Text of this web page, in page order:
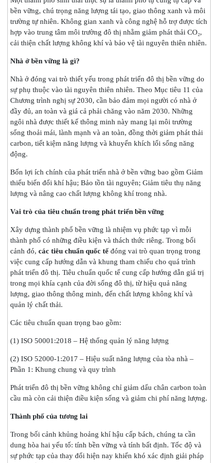
bền vững, chú trọng năng lượng tái tạo, giao thông xanh và môi
trường tự nhiên. Không gian xanh và công nghệ hỗ trợ được tích
hợp vào trung tâm môi trường đô thị nhằm giảm phát thải CO₂,
cải thiện chất lượng không khí và bảo vệ tài nguyên thiên nhiên.
Nhà ở bền vững là gì?
Nhà ở đóng vai trò thiết yếu trong phát triển đô thị bền vững do
sự phụ thuộc vào tài nguyên thiên nhiên. Theo Mục tiêu 11 của
Chương trình nghị sự 2030, cần bảo đảm mọi người có nhà ở
đầy đủ, an toàn và giá cả phải chăng vào năm 2030. Những
ngôi nhà được thiết kế thông minh này mang lại môi trường
sống thoải mái, lành mạnh và an toàn, đồng thời giảm phát thải
carbon, tiết kiệm năng lượng và khuyến khích lối sống năng
động.
Bốn lợi ích chính của phát triển nhà ở bền vững bao gồm Giảm
thiểu biến đổi khí hậu; Bảo tồn tài nguyên; Giảm tiêu thụ năng
lượng và nâng cao chất lượng không khí trong nhà.
Vai trò của tiêu chuẩn trong phát triển bền vững
Xây dựng thành phố bền vững là nhiệm vụ phức tạp vì mỗi
thành phố có những điều kiện và thách thức riêng. Trong bối
cảnh đó, các tiêu chuẩn quốc tếđóng vai trò quan trọng trong
việc cung cấp hướng dẫn và khung tham chiếu cho quá trình
phát triển đô thị. Tiêu chuẩn quốc tế cung cấp hướng dẫn giá trị
trong mọi khía cạnh của đời sống đô thị, từ hiệu quả năng
lượng, giao thông thông minh, đến chất lượng không khí và
quản lý chất thải.
Các tiêu chuẩn quan trọng bao gồm:
(1) ISO 50001:2018 – Hệ thống quản lý năng lượng
(2) ISO 52000-1:2017 – Hiệu suất năng lượng của tòa nhà –
Phần 1: Khung chung và quy trình
Phát triển đô thị bền vững không chỉ giảm dấu chân carbon toàn
cầu mà còn cải thiện điều kiện sống và giảm chi phí năng lượng.
Thành phố của tương lai
Trong bối cảnh khủng hoảng khí hậu cấp bách, chúng ta cần
dung hòa hai yếu tố: tính bền vững và tính bất định. Tốc độ và
sự phức tạp của thay đổi hiện nay khiến khó xác định giải pháp